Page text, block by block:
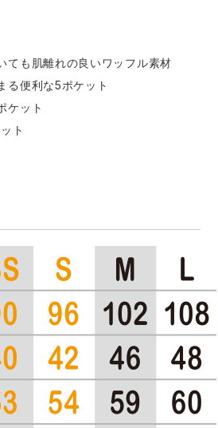
ても肌離れの良いワッフル素材
る便利な5ポケット
ケット
ト